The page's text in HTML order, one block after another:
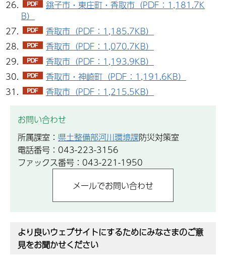
銚子市・東庄町・香取市（PDF：1,181.7K
B）
香取市（PDF：1,185.7KB）
香取市（PDF：1,070.7KB）
香取市（PDF：1,193.9KB）
香取市・神崎町（PDF：1,191.6KB）
香取市（PDF：1,215.5KB）
お問い合わせ
所属課室： 県土整備部河川環境課防災対策室
電話番号：043-223-3156
ファックス番号：043-221-1950
より良いウェブサイトにするためにみなさまのご意
見をお聞かせください